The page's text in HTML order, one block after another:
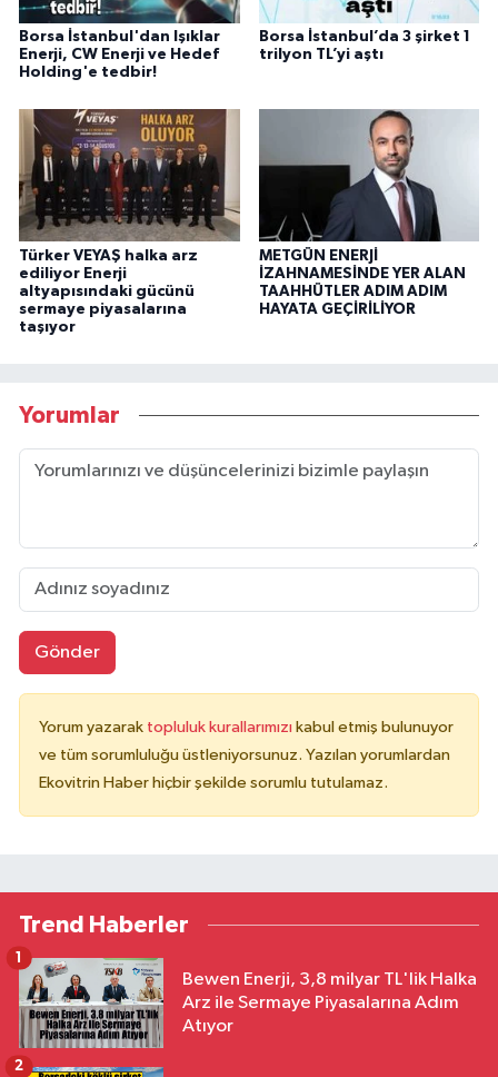
Borsa İstanbul'dan Işıklar
Enerji, CW Enerji ve Hedef
Holding'e tedbir!
Borsa İstanbul’da 3 şirket 1
trilyon TL’yi aştı
Türker VEYAŞ halka arz
ediliyor Enerji
altyapısındaki gücünü
sermaye piyasalarına
taşıyor
METGÜN ENERJİ
İZAHNAMESİNDE YER ALAN
TAAHHÜTLER ADIM ADIM
HAYATA GEÇİRİLİYOR
Yorumlar
Gönder
Yorum yazarak topluluk kurallarımızı kabul etmiş bulunuyor
ve tüm sorumluluğu üstleniyorsunuz. Yazılan yorumlardan
Ekovitrin Haber hiçbir şekilde sorumlu tutulamaz.
Trend Haberler
Bewen Enerji, 3,8 milyar TL'lik Halka
Arz ile Sermaye Piyasalarına Adım
Atıyor
1
2